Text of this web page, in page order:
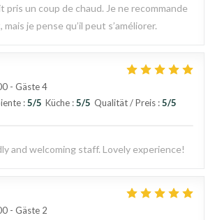
pris un coup de chaud. Je ne recommande
je pense qu’il peut s’améliorer.
- Gäste 4
:5/5 Küche :5/5 Qualität / Preis :5/5
and welcoming staff. Lovely experience!
- Gäste 2